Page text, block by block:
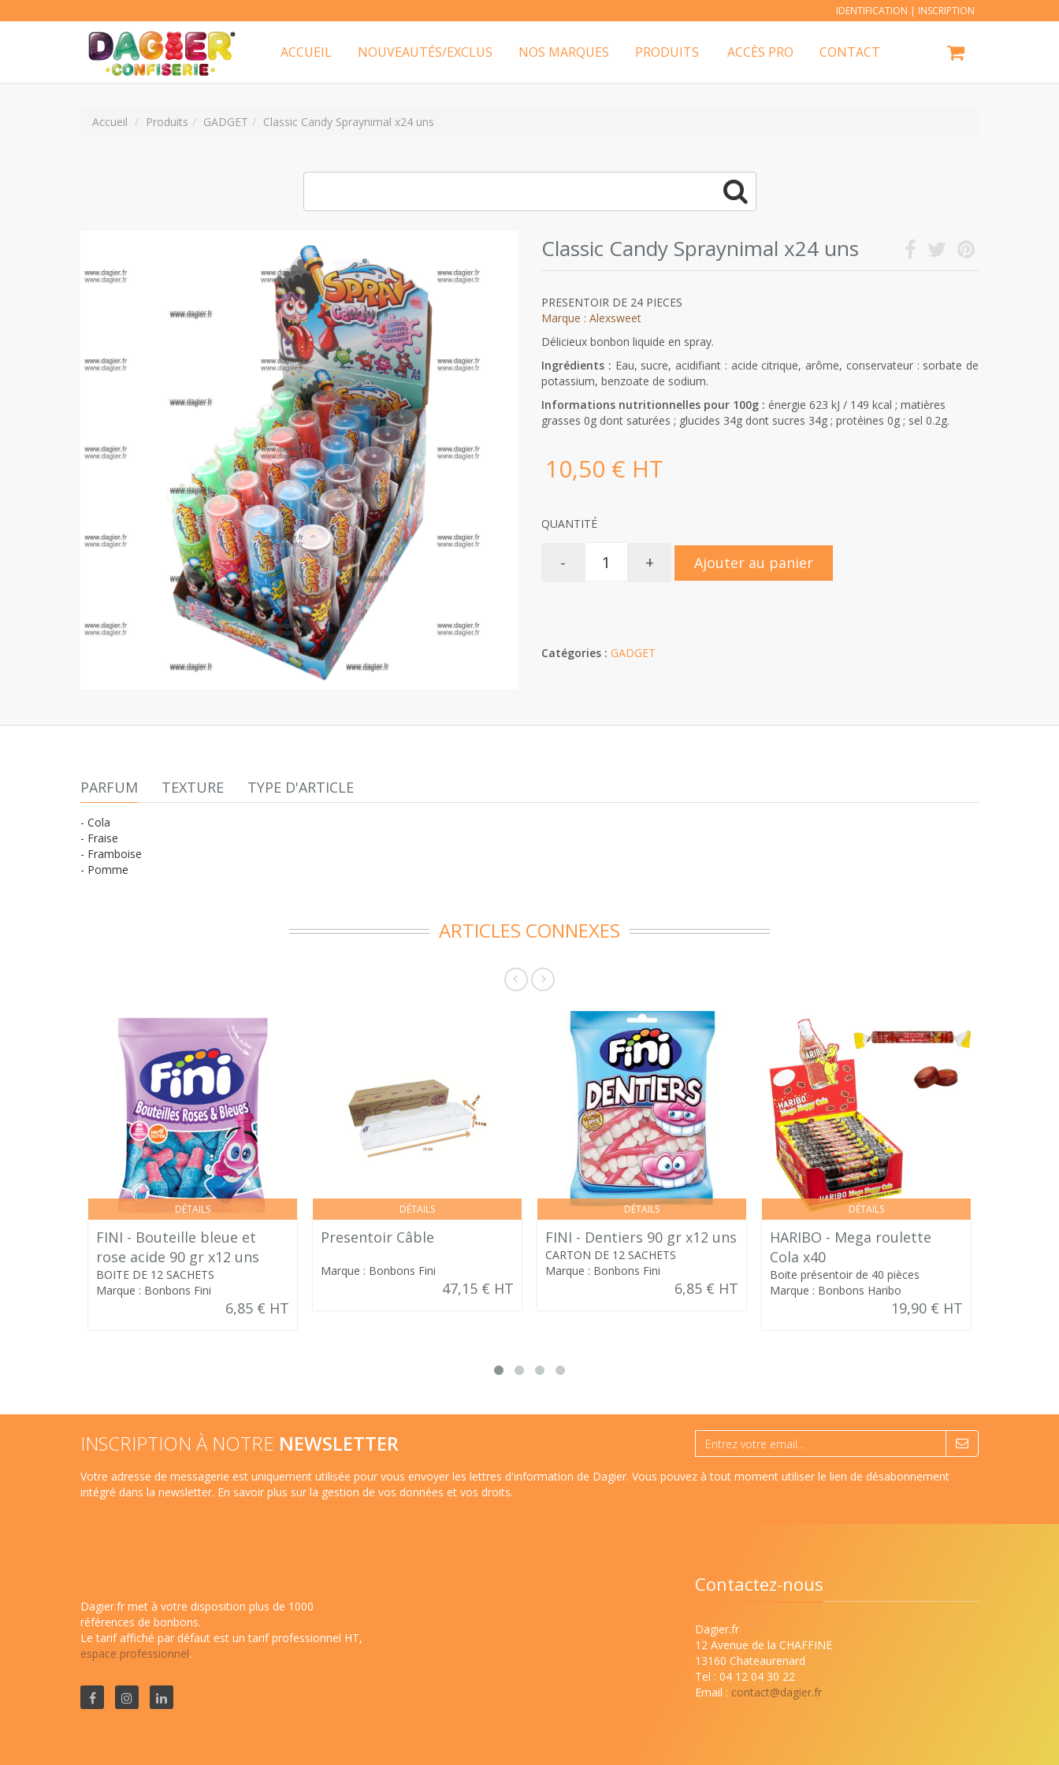
IDENTIFICATION | INSCRIPTION
ACCUEIL NOUVEAUTÉS/EXCLUS NOS MARQUES PRODUITS ACCÈS PRO CONTACT
Accueil Produits GADGET Classic Candy Spraynimal x24 uns
Classic Candy Spraynimal x24 uns
PRESENTOIR DE 24 PIECES
Marque : Alexsweet
Délicieux bonbon liquide en spray.
Ingrédients : Eau, sucre, acidifiant : acide citrique, arôme, conservateur : sorbate de
potassium, benzoate de sodium.
Informations nutritionnelles pour 100g : énergie 623 kJ / 149 kcal ; matières
grasses 0g dont saturées ; glucides 34g dont sucres 34g ; protéines 0g ; sel 0.2g.
10,50 € HT
QUANTITÉ
- + Ajouter au panier
Catégories : GADGET
PARFUM TEXTURE TYPE D'ARTICLE
- Cola
- Fraise
- Framboise
- Pomme
ARTICLES CONNEXES
DÉTAILS
FINI - Bouteille bleue et
rose acide 90 gr x12 uns
BOITE DE 12 SACHETS
Marque : Bonbons Fini
6,85 € HT
DÉTAILS
Presentoir Câble
Marque : Bonbons Fini
47,15 € HT
DÉTAILS
FINI - Dentiers 90 gr x12 uns
CARTON DE 12 SACHETS
Marque : Bonbons Fini
6,85 € HT
DÉTAILS
HARIBO - Mega roulette
Cola x40
Boite présentoir de 40 pièces
Marque : Bonbons Haribo
19,90 € HT
INSCRIPTION À NOTRE NEWSLETTER
Votre adresse de messagerie est uniquement utilisée pour vous envoyer les lettres d'information de Dagier. Vous pouvez à tout moment utiliser le lien de désabonnement
intégré dans la newsletter. En savoir plus sur la gestion de vos données et vos droits.
Dagier.fr met à votre disposition plus de 1000
références de bonbons.
Le tarif affiché par défaut est un tarif professionnel HT,
espace professionnel.
Contactez-nous
Dagier.fr
12 Avenue de la CHAFFINE
13160 Chateaurenard
Tel : 04 12 04 30 22
Email : contact@dagier.fr